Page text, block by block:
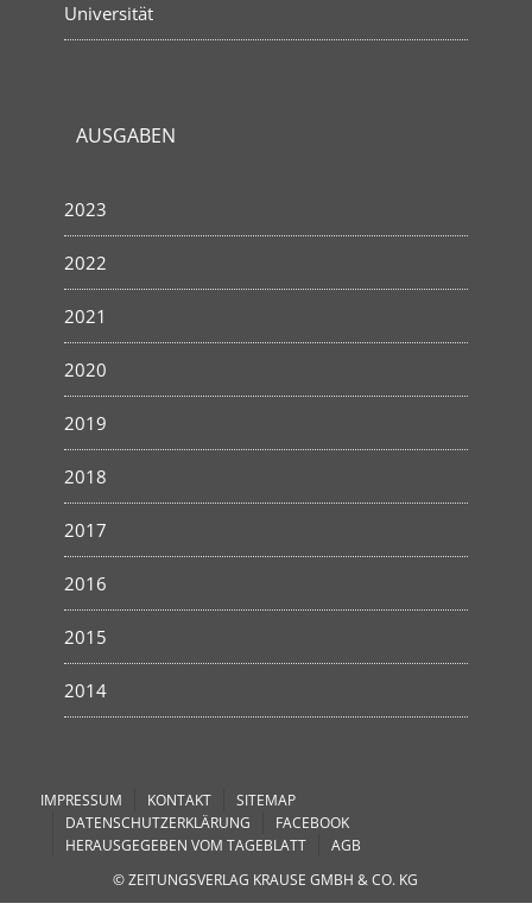
Universität
AUSGABEN
2023
2022
2021
2020
2019
2018
2017
2016
2015
2014
IMPRESSUM KONTAKT
SITEMAP
DATENSCHUTZERKLÄRUNG
FACEBOOK
HERAUSGEGEBEN VOM TAGEBLATT
AGB
© ZEITUNGSVERLAG KRAUSE GMBH & CO. KG